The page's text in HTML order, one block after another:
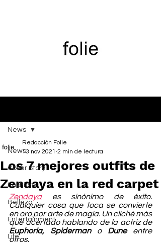
News
Cover Story
Fashion
Belleza
Entertainment
Life
News
Los 7 mejores outfits de
Zendaya en la red carpet
Redacción Folie
13 nov 2021 2 min de lectura
Zendaya es sinónimo de éxito.
Cualquier cosa que toca se convierte
en oro por arte de magia. Un cliché más
que acertado hablando de la actriz de
Euphoria, Spiderman o Dune entre
otros.